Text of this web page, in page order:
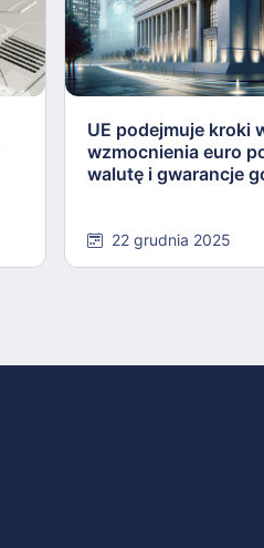
UE podejmuje kroki
wzmocnienia euro
walutę i gwarancje
22 grudnia 2025